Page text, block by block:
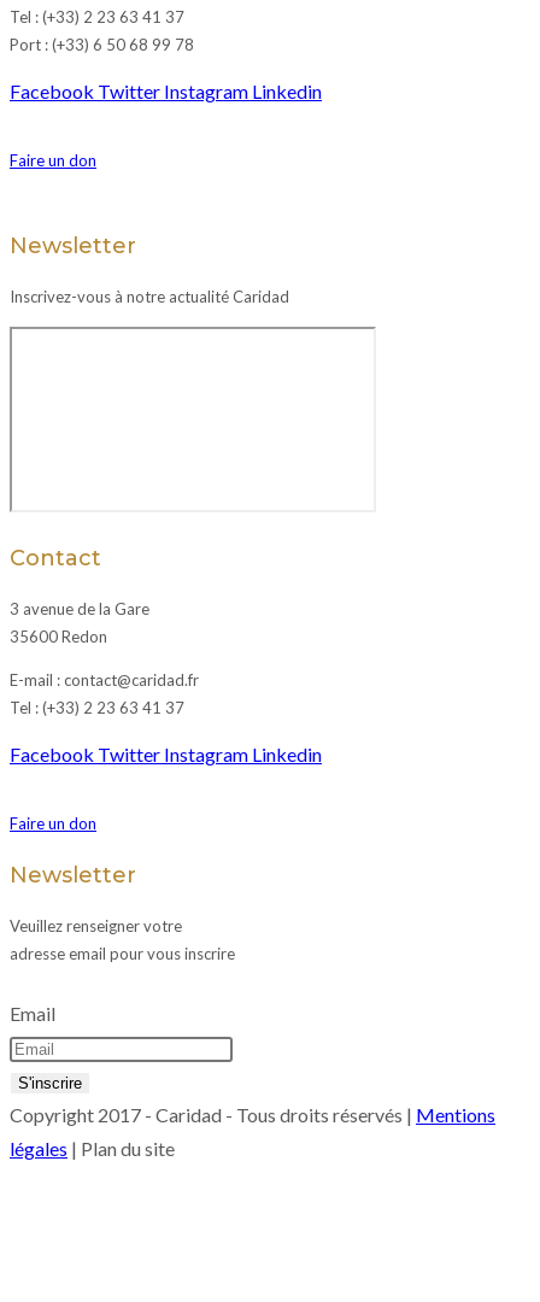
Tel : (+33) 2 23 63 41 37
Port : (+33) 6 50 68 99 78
Facebook Twitter Instagram Linkedin
Faire un don
Newsletter
Inscrivez-vous à notre actualité Caridad
Contact
3 avenue de la Gare
35600 Redon
E-mail : contact@caridad.fr
Tel : (+33) 2 23 63 41 37
Facebook Twitter Instagram Linkedin
Faire un don
Newsletter
Veuillez renseigner votre
adresse email pour vous inscrire
Email
Copyright 2017 - Caridad - Tous droits réservés | Mentions
légales | Plan du site